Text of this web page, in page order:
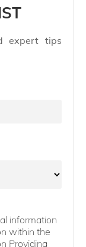
expert tips
information
within the
Providing